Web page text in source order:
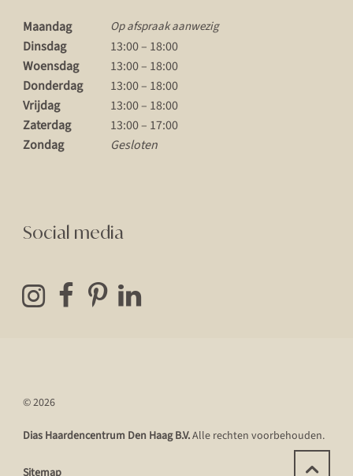
Maandag Op afspraak aanwezig
Dinsdag
13:00 – 18:00
Woensdag
13:00 – 18:00
Donderdag
13:00 – 18:00
Vrijdag
13:00 – 18:00
Zaterdag
13:00 – 17:00
Zondag
Gesloten
Social media
© 2026
Dias Haardencentrum Den Haag B.V.Alle rechten voorbehouden.
Sitemap